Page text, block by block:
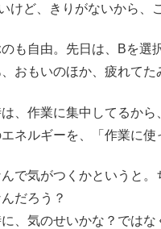
けど、きりがないから、
も自由。先日は、Bを選
おもいのほか、疲れて
、作業に集中してるから
ネルギーを、「作業に
で気がつくかというと。
だろう？
、気のせいかな？ではな